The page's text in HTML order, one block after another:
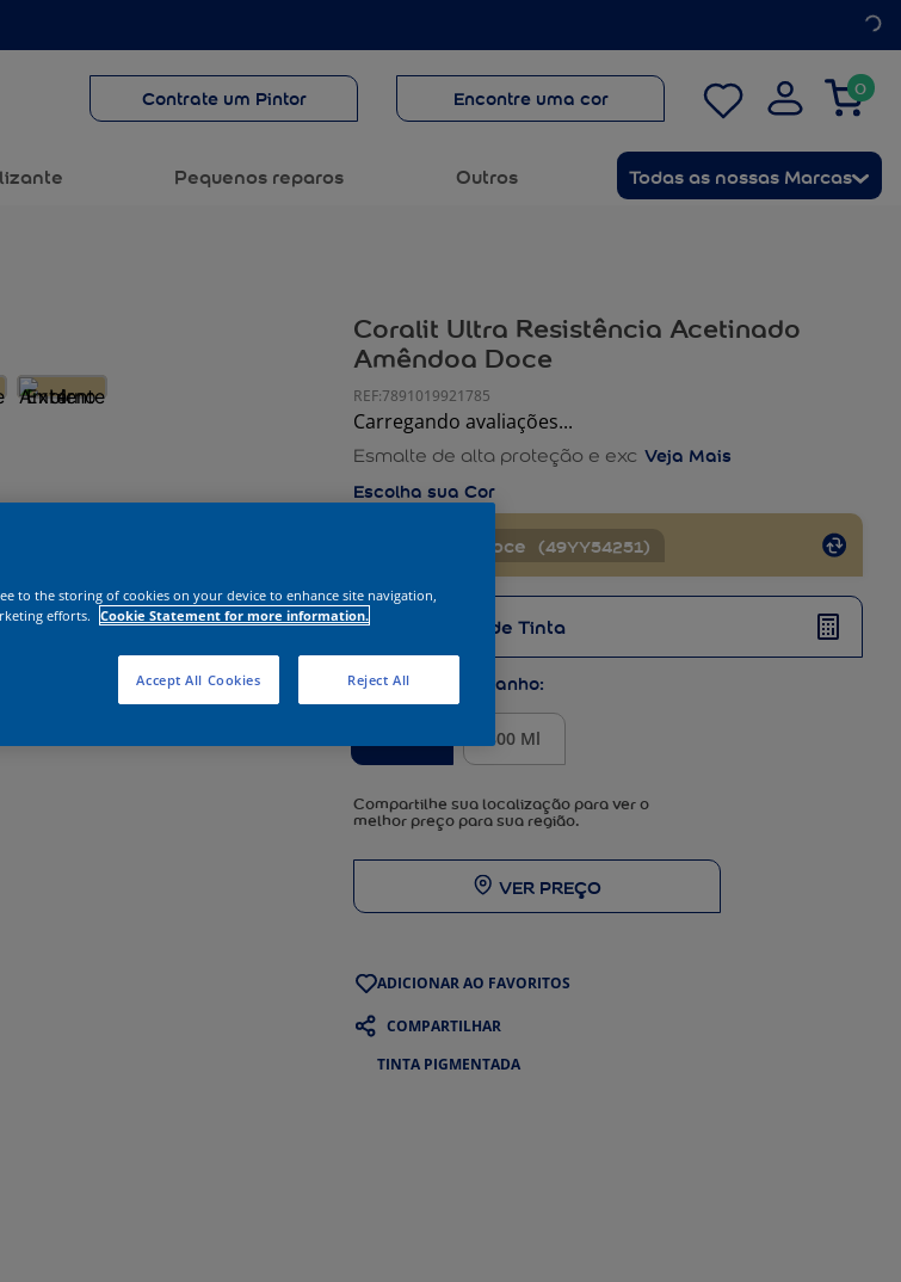
Contrate um Pintor Encontre uma cor 0
Pequenos reparos Outros Todas as nossas Marcas
Coralit Ultra Resistência Acetinado
Amêndoa Doce
:7891019921785
Carregando avaliações...
Esmalte de alta proteção e excelente acabamento, sua
fórmula com silicone cria uma película brilhante que
conserva o brilho e a aparência de novo por muito
tempo. O resultado é uma pintura com acabamento
Esmalte de alta proteção e exc Veja Mais
Escolha sua Cor
Amêndoa Doce (49YY54251)
Calculadora de Tinta
800 Ml
Compartilhe sua localização para ver o
melhor preço para sua região.
VER PREÇO
COMPARTILHAR
TINTA PIGMENTADA
to the storing of cookies on your device to enhance site navigation,
efforts.
Cookie Statement for more information.
Reject All
Accept All Cookies